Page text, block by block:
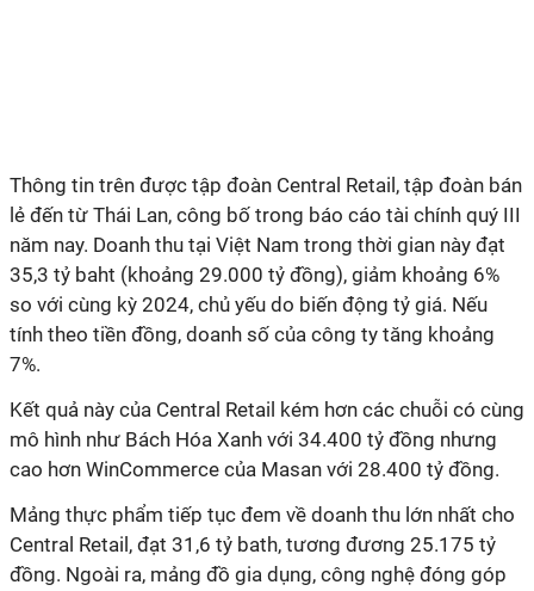
Thông tin trên được tập đoàn Central Retail, tập đoàn bán
lẻ đến từ Thái Lan, công bố trong báo cáo tài chính quý III
năm nay. Doanh thu tại Việt Nam trong thời gian này đạt
35,3 tỷ baht (khoảng 29.000 tỷ đồng), giảm khoảng 6%
so với cùng kỳ 2024, chủ yếu do biến động tỷ giá. Nếu
tính theo tiền đồng, doanh số của công ty tăng khoảng
7%.
Kết quả này của Central Retail kém hơn các chuỗi có cùng
mô hình như Bách Hóa Xanh với 34.400 tỷ đồng nhưng
cao hơn WinCommerce của Masan với 28.400 tỷ đồng.
Mảng thực phẩm tiếp tục đem về doanh thu lớn nhất cho
Central Retail, đạt 31,6 tỷ bath, tương đương 25.175 tỷ
đồng. Ngoài ra, mảng đồ gia dụng, công nghệ đóng góp